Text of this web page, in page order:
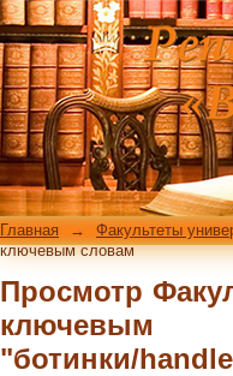
Просмотр
"ботинки/
Главная → Факультеты
ключевым словам
Просмотр
"ботинки/